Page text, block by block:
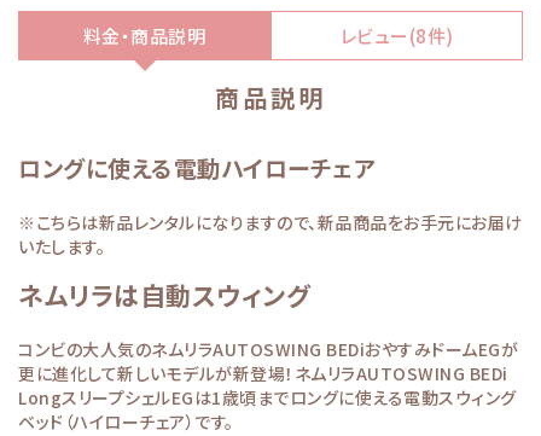
料金・商品説明 レビュー(8件)
商品説明
ロングに使える電動ハイローチェア
※こちらは新品レンタルになりますので、新品商品をお手元にお届け
いたします。
ネムリラは自動スウィング
コンビの大人気のネムリラAUTOSWING BEDiおやすみドームEGが
更に進化して新しいモデルが新登場！ネムリラAUTOSWING BEDi
LongスリープシェルEGは1歳頃までロングに使える電動スウィング
ベッド（ハイローチェア）です。